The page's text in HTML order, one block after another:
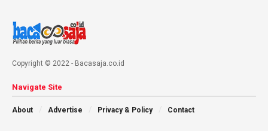
Copyright © 2022 - Bacasaja.co.id
Navigate Site
About Advertise Privacy & Policy Contact